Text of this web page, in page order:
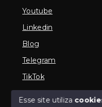
Youtube
Linkedin
Blog
Telegram
TikTok
Esse site utiliza